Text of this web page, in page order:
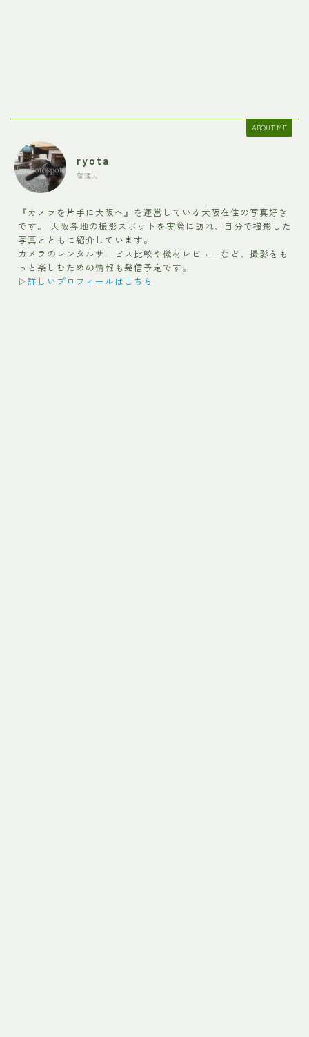
ABOUT ME
ryota
管理人
『カメラを片手に大阪へ』を運営している大阪在住の写真好き
です。 大阪各地の撮影スポットを実際に訪れ、自分で撮影した
写真とともに紹介しています。
カメラのレンタルサービス比較や機材レビューなど、撮影をも
っと楽しむための情報も発信予定です。
▷詳しいプロフィールはこちら